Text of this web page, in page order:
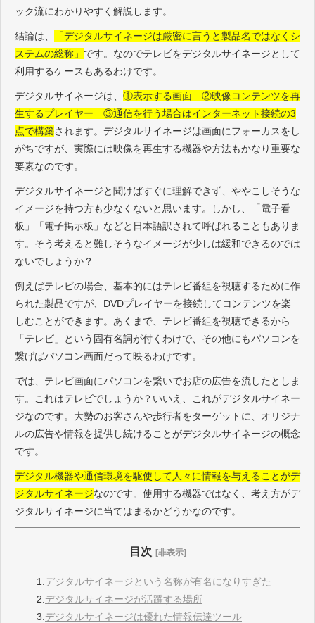
ック流にわかりやすく解説します。
結論は、
「デジタルサイネージは厳密に言うと製品名ではなくシ
ステムの総称」 です。なのでテレビをデジタルサイネージとして
利用するケースもあるわけです。
デジタルサイネージは、 ①表示する画面 ②映像コンテンツを再
生するプレイヤー ③通信を行う場合はインターネット接続の3
点で構築されます。デジタルサイネージは画面にフォーカスをし
がちですが、実際には映像を再生する機器や方法もかなり重要な
要素なのです。
デジタルサイネージと聞けばすぐに理解できず、ややこしそうな
イメージを持つ方も少なくないと思います。しかし、「電子看
板」「電子掲示板」などと日本語訳されて呼ばれることもありま
す。そう考えると難しそうなイメージが少しは緩和できるのでは
ないでしょうか？
例えばテレビの場合、基本的にはテレビ番組を視聴するために作
られた製品ですが、DVDプレイヤーを接続してコンテンツを楽
しむことができます。あくまで、テレビ番組を視聴できるから
「テレビ」という固有名詞が付くわけで、その他にもパソコンを
繋げばパソコン画面だって映るわけです。
では、テレビ画面にパソコンを繋いでお店の広告を流したとしま
す。これはテレビでしょうか？いいえ、これがデジタルサイネー
ジなのです。大勢のお客さんや歩行者をターゲットに、オリジナ
ルの広告や情報を提供し続けることがデジタルサイネージの概念
です。
デジタル機器や通信環境を駆使して人々に情報を与えることがデ
ジタルサイネージなのです。使用する機器ではなく、考え方がデ
ジタルサイネージに当てはまるかどうかなのです。
目次 [非表示]
1. デジタルサイネージという名称が有名になりすぎた
2. デジタルサイネージが活躍する場所
3. デジタルサイネージは優れた情報伝達ツール